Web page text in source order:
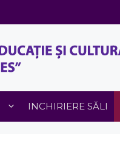
INCHIRIERE SĂLI